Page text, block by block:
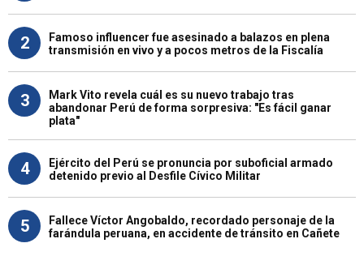
2
Famoso influencer fue asesinado a balazos en plena
transmisión en vivo y a pocos metros de la Fiscalía
3
Mark Vito revela cuál es su nuevo trabajo tras
abandonar Perú de forma sorpresiva: "Es fácil ganar
plata"
4
Ejército del Perú se pronuncia por suboficial armado
detenido previo al Desfile Cívico Militar
5
Fallece Víctor Angobaldo, recordado personaje de la
farándula peruana, en accidente de tránsito en Cañete